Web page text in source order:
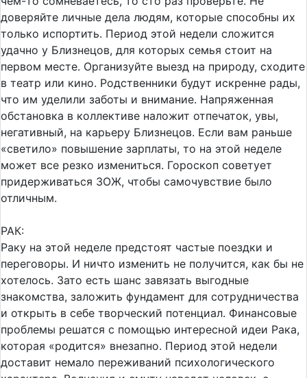
доверяйте личные дела людям, которые способны их
только испортить. Период этой недели сложится
удачно у Близнецов, для которых семья стоит на
первом месте. Организуйте выезд на природу, сходите
в театр или кино. Родственники будут искренне рады,
что им уделили заботы и внимание. Напряженная
обстановка в коллективе наложит отпечаток, увы,
негативный, на карьеру Близнецов. Если вам раньше
«светило» повышение зарплаты, то на этой неделе
может все резко измениться. Гороскоп советует
придерживаться ЗОЖ, чтобы самочувствие было
отличным.
РАК:
Раку на этой неделе предстоят частые поездки и
переговоры. И ничто изменить не получится, как бы не
хотелось. Зато есть шанс завязать выгодные
знакомства, заложить фундамент для сотрудничества
и открыть в себе творческий потенциал. Финансовые
проблемы решатся с помощью интересной идеи Рака,
которая «родится» внезапно. Период этой недели
доставит немало переживаний психологического